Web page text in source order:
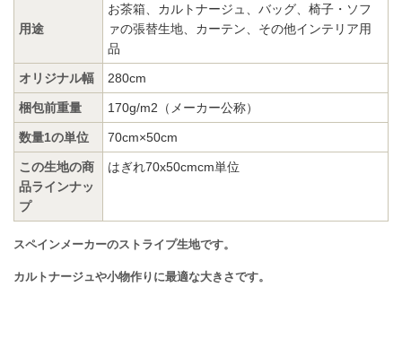
用途
お茶箱、カルトナージュ、バッグ、椅子・ソフ
ァの張替生地、カーテン、その他インテリア用
品
オリジナル幅 280cm
梱包前重量 170g/m2（メーカー公称）
数量1の単位 70cm×50cm
この生地の商
品ラインナッ
プ
はぎれ70x50cmcm単位
スペインメーカーのストライプ生地です。
カルトナージュや小物作りに最適な大きさです。